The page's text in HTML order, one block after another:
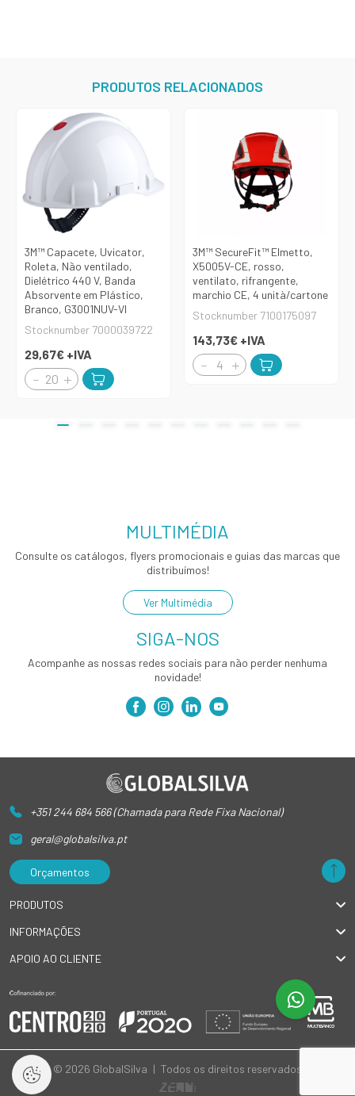
PRODUTOS RELACIONADOS
3M™ Capacete, Uvicator,
Roleta, Não ventilado,
Dielétrico 440 V, Banda
Absorvente em Plástico,
Branco, G3001NUV-VI
Stocknumber 7000039722
29,67€ +IVA
3M™ SecureFit™ Elmetto,
X5005V-CE, rosso,
ventilato, rifrangente,
marchio CE, 4 unità/cartone
Stocknumber 7100175097
143,73€ +IVA
MULTIMÉDIA
Consulte os catálogos, flyers promocionais e guias das marcas que
distribuímos!
Ver Multimédia
SIGA-NOS
Acompanhe as nossas redes sociais para não perder nenhuma
novidade!
+351 244 684 566 (Chamada para Rede Fixa Nacional)
geral@globalsilva.pt
Orçamentos
PRODUTOS
INFORMAÇÕES
APOIO AO CLIENTE
© 2026 GlobalSilva | Todos os direitos reservados